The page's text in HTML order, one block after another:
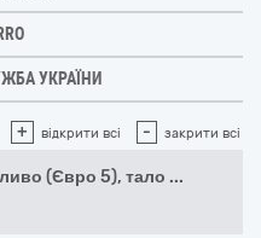
УКРАЇНИ
+ відкрити всі - закрити всі
(Євро 5), тало ...